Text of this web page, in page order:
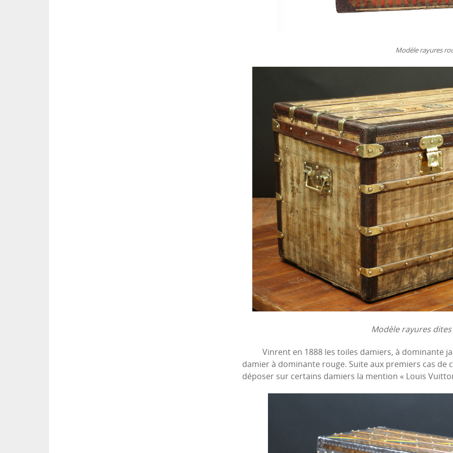
Modèle rayures
Modèle rayures
Vinrent en 1888 les toiles damiers, à dominante
damier à dominante rouge. Suite aux premiers cas de
déposer sur certains damiers la mention « Louis